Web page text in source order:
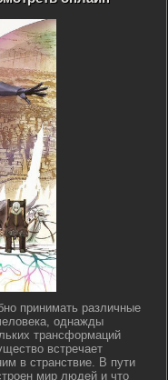
принимать различные
однажды
трансформаций
встречает
в странствие. В пути
мир людей и что